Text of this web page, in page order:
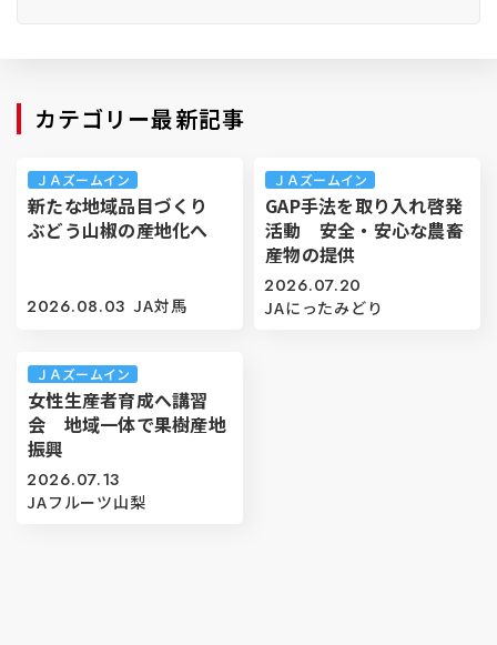
カテゴリー最新記事
ＪＡズームイン
新たな地域品目づくり
ぶどう山椒の産地化へ
2026.08.03 JA対馬
ＪＡズームイン
GAP手法を取り入れ啓発
活動 安全・安心な農畜
産物の提供
2026.07.20
JAにったみどり
ＪＡズームイン
女性生産者育成へ講習
会 地域一体で果樹産地
振興
2026.07.13
JAフルーツ山梨